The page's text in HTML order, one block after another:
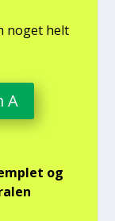
noget helt
A
og